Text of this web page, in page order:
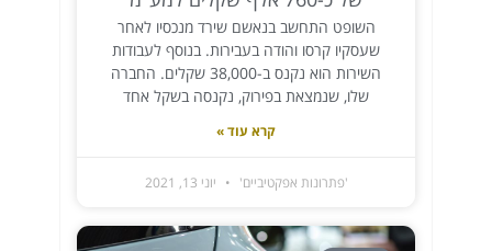
השופט התחשב בנאשם שירד מנכסיו לאחר
שעסקיו קרסו והודה בעבירות. בנוסף לעבודות
השירות הוא נקנס ב-38,000 שקלים. החברה
שלו, שנמצאת בפירוק, נקנסה בשקל אחד
קרא עוד »
'פתרונות אפקטיביים' יוני 13, 2021